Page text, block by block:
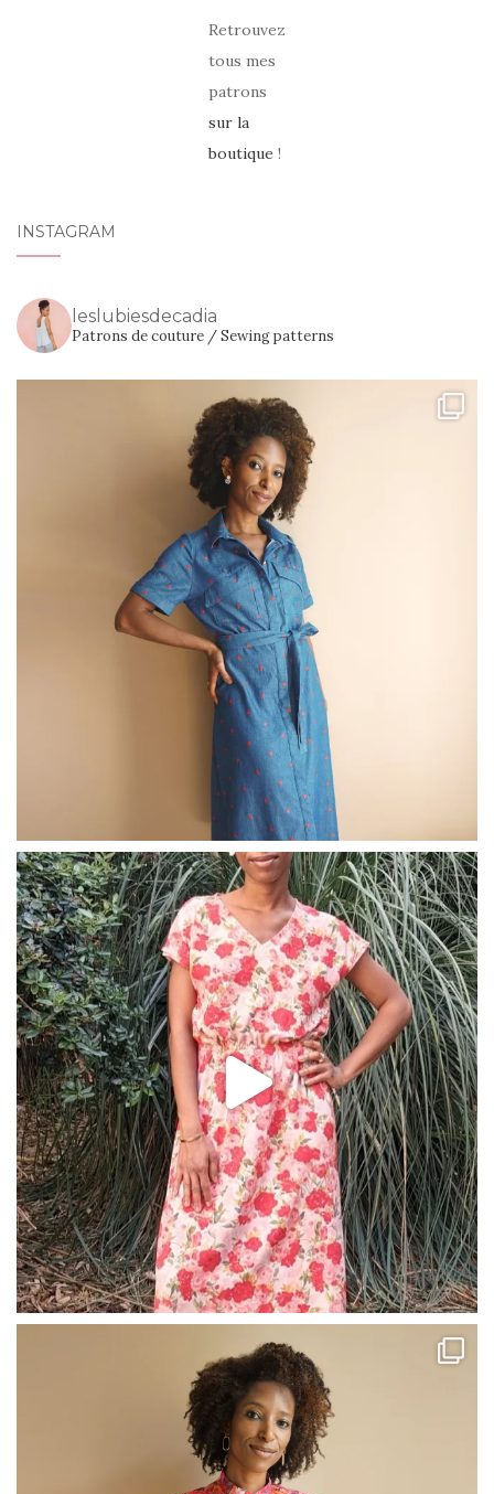
Retrouvez
tous mes
patrons
sur la
boutique !
INSTAGRAM
leslubiesdecadia
Patrons de couture / Sewing patterns